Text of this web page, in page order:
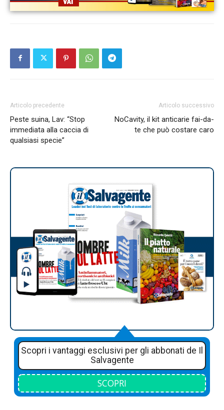
Articolo precedente
Peste suina, Lav: “Stop
immediata alla caccia di
qualsiasi specie”
Articolo successivo
NoCavity, il kit anticarie fai-da-
te che può costare caro
Scopri i vantaggi esclusivi per gli abbonati de Il
Salvagente
SCOPRI